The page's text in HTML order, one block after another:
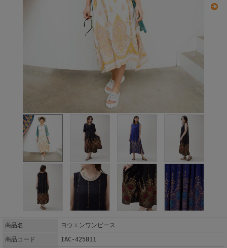
商品名
ヨウエンワンピース
商品コード
IAC-425811